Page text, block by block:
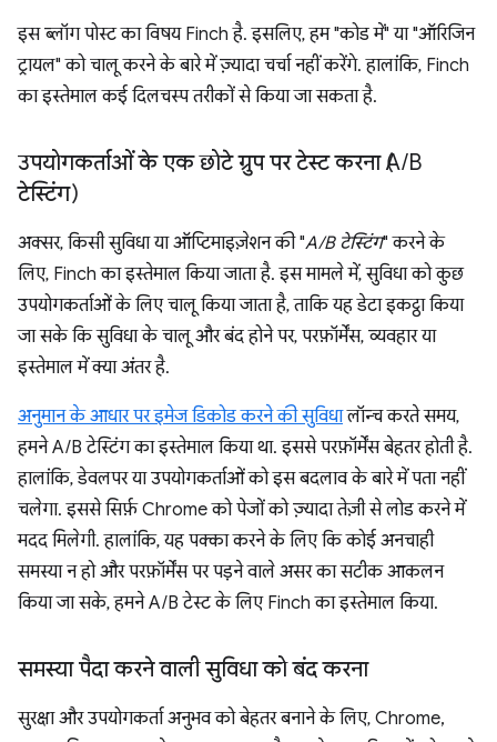
इस ब्लॉग पोस्ट का विषय Finch है. इसलिए, हम "कोड में" या "ऑरिजिन
ट्रायल" को चालू करने के बारे में ज़्यादा चर्चा नहीं करेंगे. हालांकि, Finch
का इस्तेमाल कई दिलचस्प तरीकों से किया जा सकता है.
उपयोगकर्ताओं के एक छोटे ग्रुप पर टेस्ट करना (A/B
टेस्टिंग)
अक्सर, किसी सुविधा या ऑप्टिमाइज़ेशन की "A/B टेस्टिंग" करने के
लिए, Finch का इस्तेमाल किया जाता है. इस मामले में, सुविधा को कुछ
उपयोगकर्ताओं के लिए चालू किया जाता है, ताकि यह डेटा इकट्ठा किया
जा सके कि सुविधा के चालू और बंद होने पर, परफ़ॉर्मेंस, व्यवहार या
इस्तेमाल में क्या अंतर है.
अनुमान के आधार पर इमेज डिकोड करने की सुविधालॉन्च करते समय,
हमने A/B टेस्टिंग का इस्तेमाल किया था. इससे परफ़ॉर्मेंस बेहतर होती है.
हालांकि, डेवलपर या उपयोगकर्ताओं को इस बदलाव के बारे में पता नहीं
चलेगा. इससे सिर्फ़ Chrome को पेजों को ज़्यादा तेज़ी से लोड करने में
मदद मिलेगी. हालांकि, यह पक्का करने के लिए कि कोई अनचाही
समस्या न हो और परफ़ॉर्मेंस पर पड़ने वाले असर का सटीक आकलन
किया जा सके, हमने A/B टेस्ट के लिए Finch का इस्तेमाल किया.
समस्या पैदा करने वाली सुविधा को बंद करना
सुरक्षा और उपयोगकर्ता अनुभव को बेहतर बनाने के लिए, Chrome,